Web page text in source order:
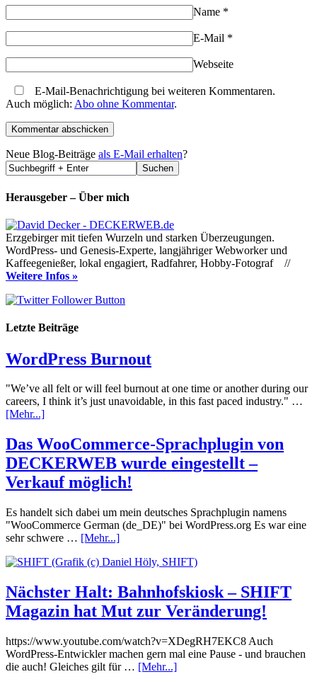
Name *
E-Mail *
Webseite
E-Mail-Benachrichtigung bei weiteren Kommentaren.
Auch möglich: Abo ohne Kommentar.
Neue Blog-Beiträge als E-Mail erhalten?
Herausgeber – Über mich
Erzgebirger mit tiefen Wurzeln und starken Überzeugungen.
WordPress- und Genesis-Experte, langjähriger Webworker und
Kaffeegenießer, lokal engagiert, Radfahrer, Hobby-Fotograf //
Weitere Infos »
Letzte Beiträge
WordPress Burnout
"We’ve all felt or will feel burnout at one time or another during our
careers, I think it’s just unavoidable, in this fast paced industry." …
[Mehr...]
Das WooCommerce-Sprachplugin von
DECKERWEB wurde eingestellt –
Verkauf möglich!
Es handelt sich dabei um mein deutsches Sprachplugin namens
"WooCommerce German (de_DE)" bei WordPress.org Es war eine
sehr schwere … [Mehr...]
Nächster Halt: Bahnhofskiosk – SHIFT
Magazin hat Mut zur Veränderung!
https://www.youtube.com/watch?v=XDegRH7EKC8 Auch
WordPress-Entwickler machen gern mal eine Pause - und brauchen
die auch! Gleiches gilt für … [Mehr...]